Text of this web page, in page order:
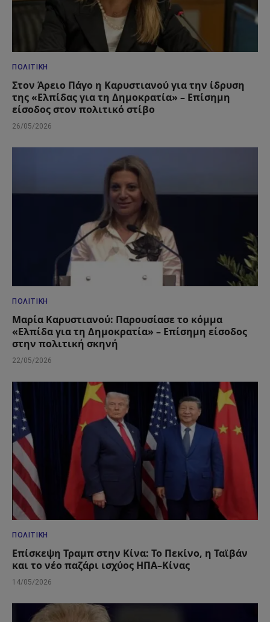
ΠΟΛΙΤΙΚΉ
Στον Άρειο Πάγο η Καρυστιανού για την ίδρυση
της «Ελπίδας για τη Δημοκρατία» – Επίσημη
είσοδος στον πολιτικό στίβο
26/05/2026
ΠΟΛΙΤΙΚΉ
Μαρία Καρυστιανού: Παρουσίασε το κόμμα
«Ελπίδα για τη Δημοκρατία» – Επίσημη είσοδος
στην πολιτική σκηνή
22/05/2026
ΠΟΛΙΤΙΚΉ
Επίσκεψη Τραμπ στην Κίνα: Το Πεκίνο, η Ταϊβάν
και το νέο παζάρι ισχύος ΗΠΑ–Κίνας
14/05/2026